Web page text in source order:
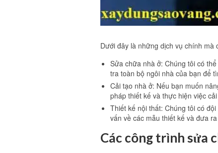
Dưới đây là những dịch vụ chính mà
Sửa chữa nhà ở: Chúng tôi có
tra toàn bộ ngôi nhà của bạn để
Cải tạo nhà ở: Nếu bạn muốn
pháp thiết kế và thực hiện việc
Thiết kế nội thất: Chúng tôi có
vấn về các mẫu thiết kế và đưa
Các công trình sửa